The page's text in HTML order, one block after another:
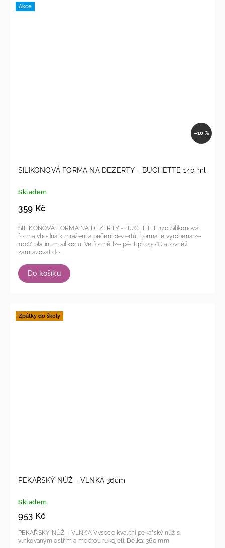
Akce
–10 %
SILIKONOVÁ FORMA NA DEZERTY - BUCHETTE 140 ml
Skladem
359 Kč
Do košíku
SILIKONOVÁ FORMA NA DEZERTY - BUCHETTE 140 Silikonová
forma vhodná k mražení a pečení dezertů. Forma je vyrobena ze
100% platinum silikonu. Ve formě lze péct při 230°C a rovněž
zamrazovat do...
Zpátky do školy
PEKAŘSKÝ NŮŽ - VLNKA 36cm
Skladem
953 Kč
PEKAŘSKÝ NŮŽ - VLNKA Vysoce kvalitní pekařský nůž s